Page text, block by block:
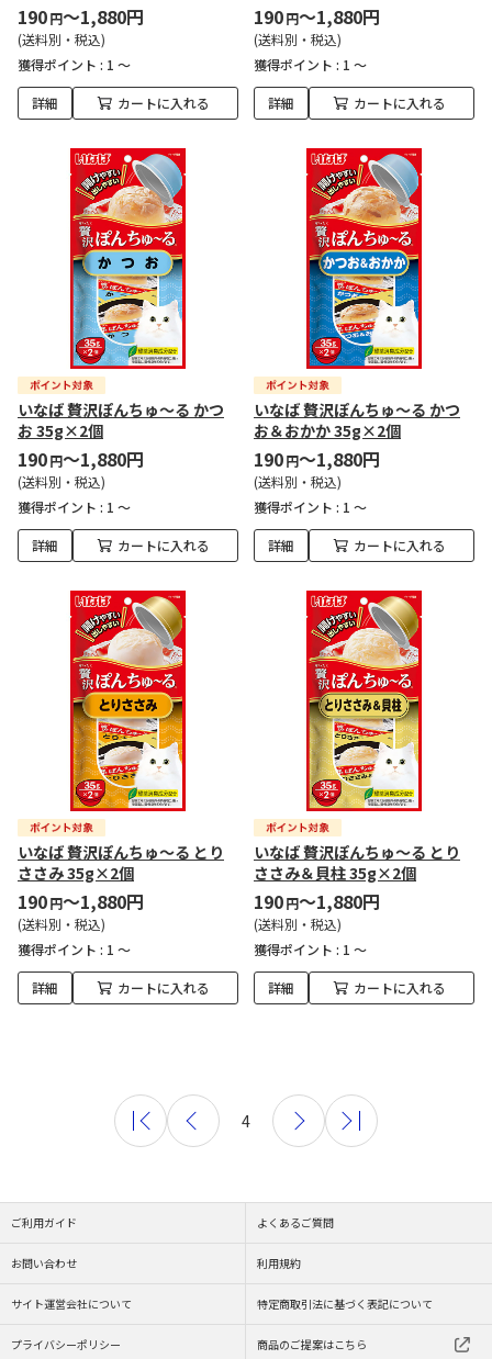
190円～1,880円
(送料別・税込)
獲得ポイント : 1 ～
詳細 カートに入れる
190円～1,880円
(送料別・税込)
獲得ポイント : 1 ～
詳細 カートに入れる
いなば 贅沢ぽんちゅ～る かつ
お 35g×2個
190円～1,880円
(送料別・税込)
獲得ポイント : 1 ～
詳細 カートに入れる
いなば 贅沢ぽんちゅ～る かつ
お＆おかか 35g×2個
190円～1,880円
(送料別・税込)
獲得ポイント : 1 ～
詳細 カートに入れる
いなば 贅沢ぽんちゅ～る とり
ささみ 35g×2個
190円～1,880円
(送料別・税込)
獲得ポイント : 1 ～
詳細 カートに入れる
いなば 贅沢ぽんちゅ～る とり
ささみ＆貝柱 35g×2個
190円～1,880円
(送料別・税込)
獲得ポイント : 1 ～
詳細 カートに入れる
4
ご利用ガイド よくあるご質問
お問い合わせ 利用規約
サイト運営会社について 特定商取引法に基づく表記について
プライバシーポリシー 商品のご提案はこちら